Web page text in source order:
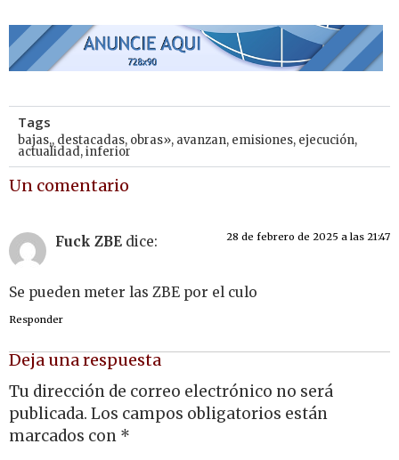
Tags
bajas,, destacadas, obras», avanzan, emisiones, ejecución,
actualidad,inferior
Un comentario
Fuck ZBE dice: 28 de febrero de 2025 a las 21:47
Se pueden meter las ZBE por el culo
Responder
Deja una respuesta
Tu dirección de correo electrónico no será
publicada. Los campos obligatorios están
marcados con *